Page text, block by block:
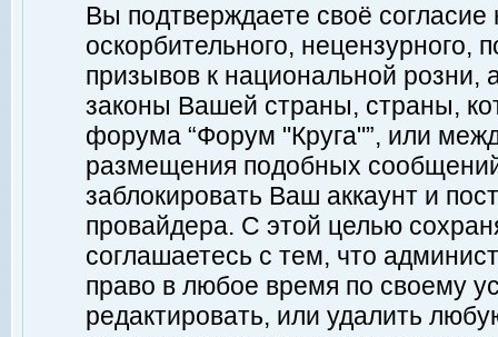
Вы подтверждаете своё
оскорбительного, нецензурного,
призывов к национальной
законы Вашей страны, страны,
форума “Форум "Круга"”, или
размещения подобных
заблокировать Ваш аккаунт и
провайдера. С этой целью
соглашаетесь с тем, что
право в любое время по своему
редактировать, или удалить